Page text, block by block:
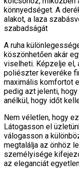
könnyedséget. A
alakot, a laza
szabadságát
A ruha
köszönhetően akár
viselheti. Képzelje el,
poliészter keveréke
maximális komfortot
pedig azt jelenti,
anélkül, hogy időt
Nem véletlen, hogy
Látogasson el
válogasson a
megtalálja az önhöz
személyisége
az eleganciát